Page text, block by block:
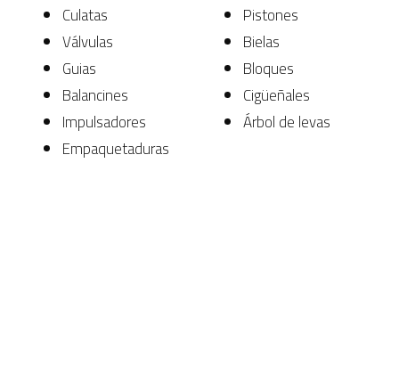
Culatas
Válvulas
Guias
Balancines
Impulsadores
Empaquetaduras
Pistones
Bielas
Bloques
Cigüeñales
Árbol de levas